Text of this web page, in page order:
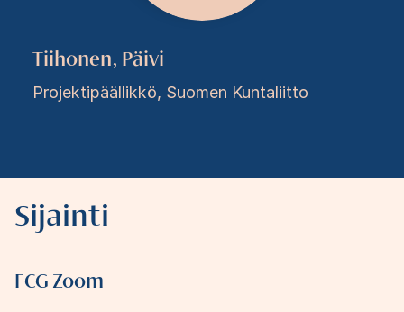
Tiihonen, Päivi
Projektipäällikkö, Suomen Kuntaliitto
Sijainti
FCG Zoom